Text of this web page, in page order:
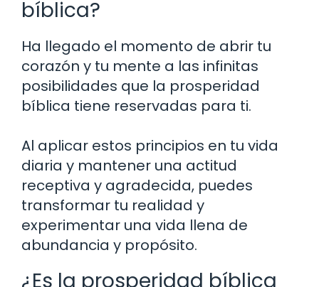
bíblica?
Ha llegado el momento de abrir tu
corazón y tu mente a las infinitas
posibilidades que la prosperidad
bíblica tiene reservadas para ti.
Al aplicar estos principios en tu vida
diaria y mantener una actitud
receptiva y agradecida, puedes
transformar tu realidad y
experimentar una vida llena de
abundancia y propósito.
¿Es la prosperidad bíblica